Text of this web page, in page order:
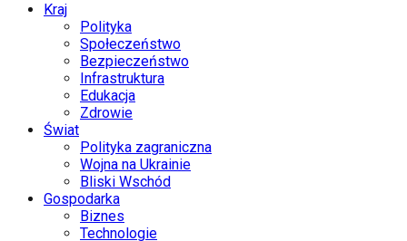
Kraj
Polityka
Społeczeństwo
Bezpieczeństwo
Infrastruktura
Edukacja
Zdrowie
Świat
Polityka zagraniczna
Wojna na Ukrainie
Bliski Wschód
Gospodarka
Biznes
Technologie